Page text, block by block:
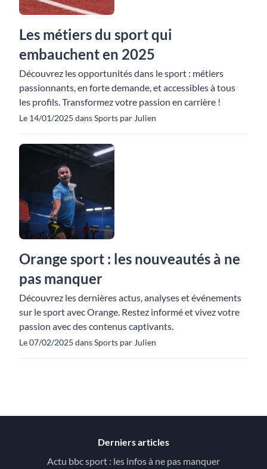
Les métiers du sport qui
embauchent en 2025
Découvrez les opportunités dans le sport : métiers
passionnants, en forte demande, et accessibles à tous
les profils. Transformez votre passion en carrière !
Le 14/01/2025 dans Sports par Julien
Orange sport : les nouveautés à ne
pas manquer
Découvrez les dernières actus, analyses et événements
sur le sport avec Orange. Restez informé et vivez votre
passion avec des contenus captivants.
Le 07/02/2025 dans Sports par Julien
Derniers articles
Actu bbc sport : les infos à ne pas manquer